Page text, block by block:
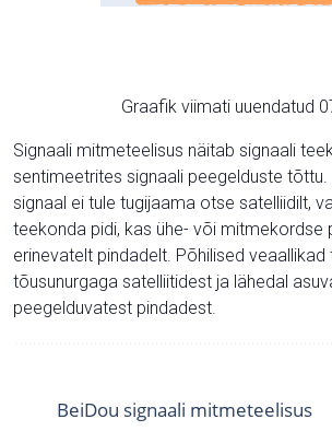
Graafik viimati uuendatud
Signaali mitmeteelisus näitab signaali
sentimeetrites signaali peegelduste tõttu.
signaal ei tule tugijaama otse satelliidilt,
teekonda pidi, kas ühe- või mitmekordse
erinevatelt pindadelt. Põhilised
tõusunurgaga satelliitidest ja lähedal
peegelduvatest pindadest.
BeiDou signaali mitmeteelisus